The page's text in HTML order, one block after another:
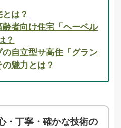
は？
者向け住宅「ヘーベル
？
自立型サ高住「グラン
魅力とは？
・丁寧・確かな技術の